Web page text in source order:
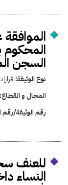
المحكوم
السجن
نوع الوثيقة:
المجال و القطاع:
رقم الوثيقة/
للعنف
النساء